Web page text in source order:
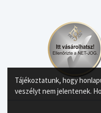
Tájékoztatunk, hogy
veszélyt nem jelentenek.